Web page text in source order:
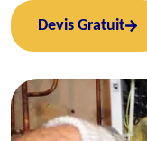
Devis Gratuit